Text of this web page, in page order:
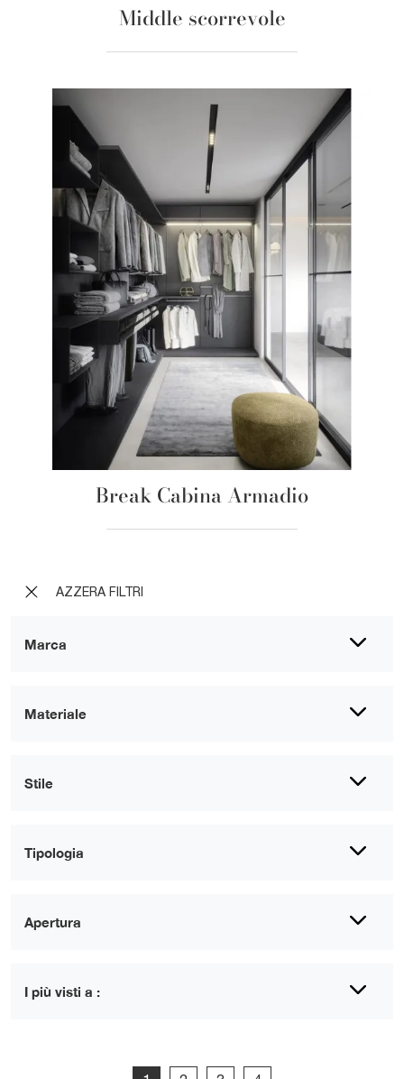
AZZERA FILTRI
Marca
Materiale
Stile
Tipologia
Apertura
I più visti a :
Middle scorrevole
Break Cabina Armadio